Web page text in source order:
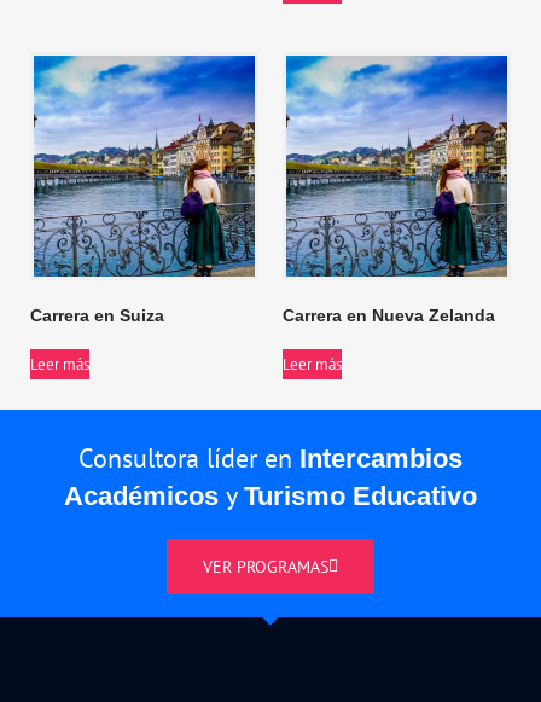
Carrera en Suiza
Leer más
Carrera en Nueva Zelanda
Leer más
Consultora líder en Intercambios
Académicos y Turismo Educativo
VER PROGRAMAS